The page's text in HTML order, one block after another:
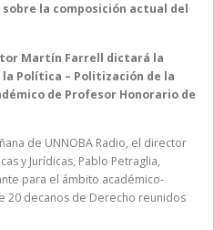
la composición actual del
Martín Farrell dictará la
Política – Politización de la
de Profesor Honorario de
de UNNOBA Radio, el director
y Jurídicas, Pablo Petraglia,
para el ámbito académico-
20 decanos de Derecho reunidos